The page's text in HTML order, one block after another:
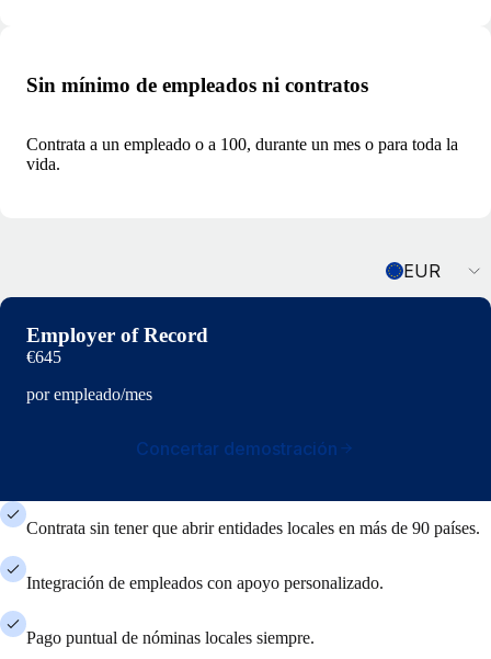
Sin mínimo de empleados ni contratos
Contrata a un empleado o a 100, durante un mes o para toda la
vida.
EUR
Employer of Record
€645
por empleado/mes
Concertar demostración
Contrata sin tener que abrir entidades locales en más de 90 países.
Integración de empleados con apoyo personalizado.
Pago puntual de nóminas locales siempre.